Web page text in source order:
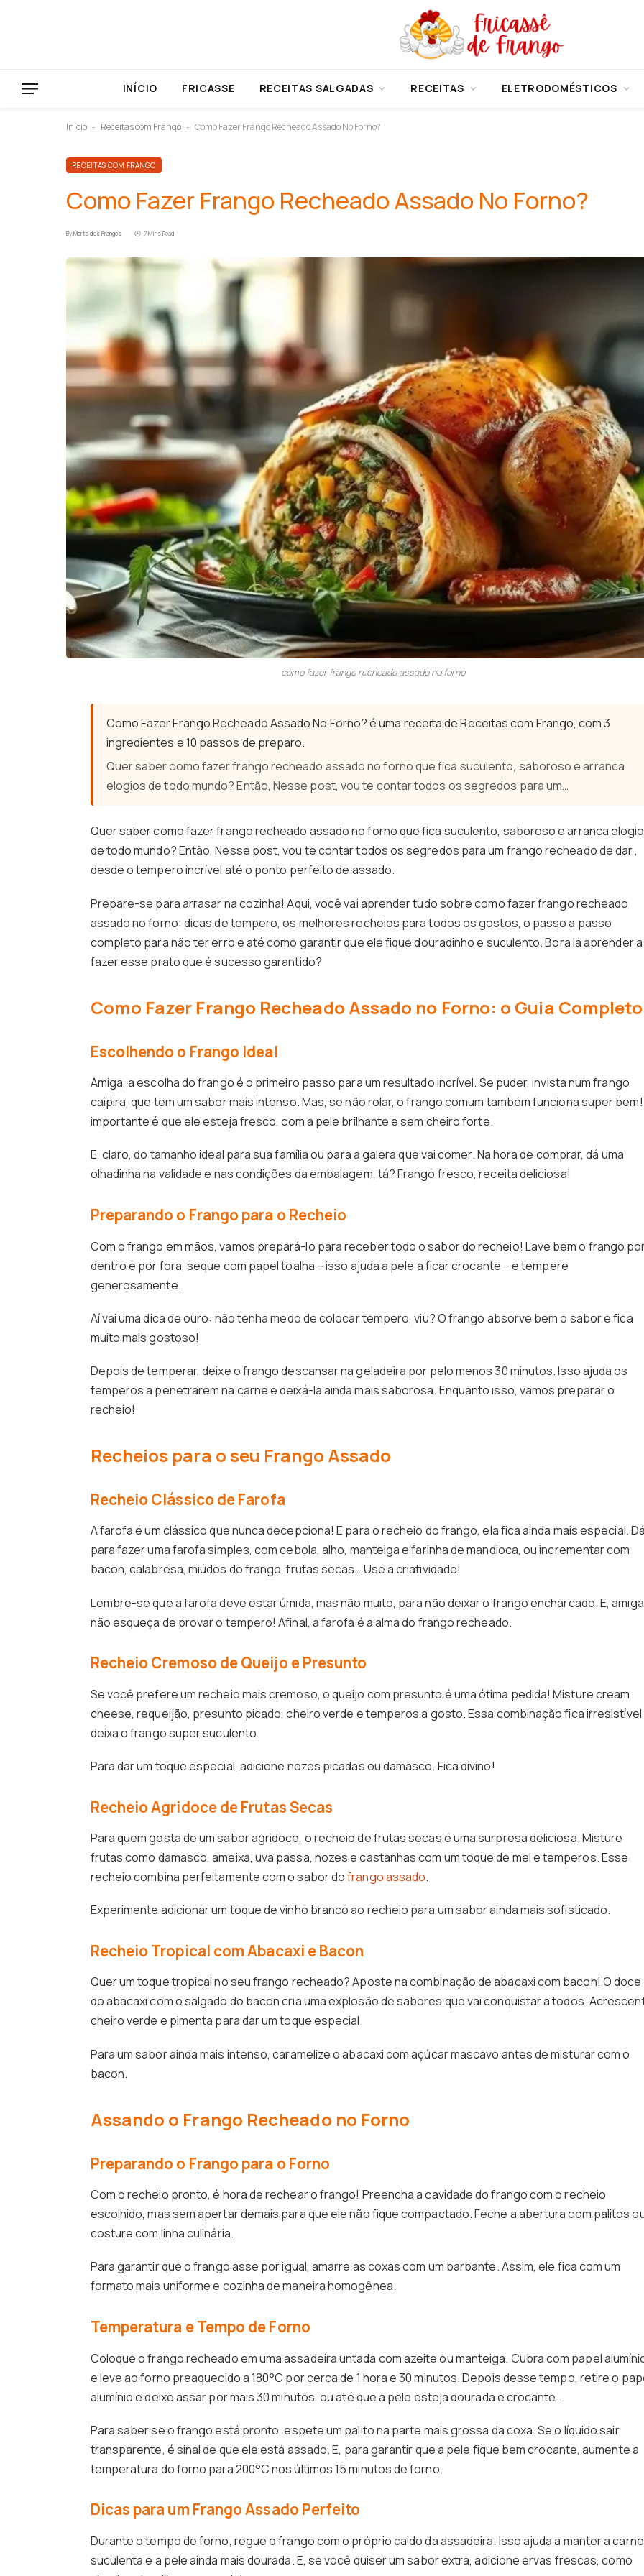
INÍCIO FRICASSE RECEITAS SALGADAS RECEITAS ELETRODOMÉSTICOS
Início - Receitas com Frango - Como Fazer Frango Recheado Assado No Forno?
RECEITAS COM FRANGO
Como Fazer Frango Recheado Assado No Forno?
ByMarta dos Frangos 7 Mins Read
como fazer frango recheado assado no forno
Como Fazer Frango Recheado Assado No Forno? é uma receita de Receitas com Frango, com 3
ingredientes e 10 passos de preparo.
Quer saber como fazer frango recheado assado no forno que fica suculento, saboroso e arranca
elogios de todo mundo? Então, Nesse post, vou te contar todos os segredos para um…
Quer saber como fazer frango recheado assado no forno que fica suculento, saboroso e arranca
de todo mundo? Então, Nesse post, vou te contar todos os segredos para um frango recheado de dar ,
desde o tempero incrível até o ponto perfeito de assado.
Prepare-se para arrasar na cozinha! Aqui, você vai aprender tudo sobre como fazer frango recheado
assado no forno: dicas de tempero, os melhores recheios para todos os gostos, o passo a passo
completo para não ter erro e até como garantir que ele fique douradinho e suculento. Bora lá aprender a
fazer esse prato que é sucesso garantido?
Como Fazer Frango Recheado Assado no Forno: o Guia Completo
Escolhendo o Frango Ideal
Amiga, a escolha do frango é o primeiro passo para um resultado incrível. Se puder, invista num frango
caipira, que tem um sabor mais intenso. Mas, se não rolar, o frango comum também funciona super
importante é que ele esteja fresco, com a pele brilhante e sem cheiro forte.
E, claro, do tamanho ideal para sua família ou para a galera que vai comer. Na hora de comprar, dá uma
olhadinha na validade e nas condições da embalagem, tá? Frango fresco, receita deliciosa!
Preparando o Frango para o Recheio
Com o frango em mãos, vamos prepará-lo para receber todo o sabor do recheio! Lave bem o frango
dentro e por fora, seque com papel toalha – isso ajuda a pele a ficar crocante – e tempere
generosamente.
Aí vai uma dica de ouro: não tenha medo de colocar tempero, viu? O frango absorve bem o sabor e fica
muito mais gostoso!
Depois de temperar, deixe o frango descansar na geladeira por pelo menos 30 minutos. Isso ajuda os
temperos a penetrarem na carne e deixá-la ainda mais saborosa. Enquanto isso, vamos preparar o
recheio!
Recheios para o seu Frango Assado
Recheio Clássico de Farofa
A farofa é um clássico que nunca decepciona! E para o recheio do frango, ela fica ainda mais especial.
para fazer uma farofa simples, com cebola, alho, manteiga e farinha de mandioca, ou incrementar com
bacon, calabresa, miúdos do frango, frutas secas… Use a criatividade!
Lembre-se que a farofa deve estar úmida, mas não muito, para não deixar o frango encharcado. E,
não esqueça de provar o tempero! Afinal, a farofa é a alma do frango recheado.
Recheio Cremoso de Queijo e Presunto
Se você prefere um recheio mais cremoso, o queijo com presunto é uma ótima pedida! Misture cream
cheese, requeijão, presunto picado, cheiro verde e temperos a gosto. Essa combinação fica irresistível
deixa o frango super suculento.
Para dar um toque especial, adicione nozes picadas ou damasco. Fica divino!
Recheio Agridoce de Frutas Secas
Para quem gosta de um sabor agridoce, o recheio de frutas secas é uma surpresa deliciosa. Misture
frutas como damasco, ameixa, uva passa, nozes e castanhas com um toque de mel e temperos. Esse
recheio combina perfeitamente com o sabor dofrango assado.
Experimente adicionar um toque de vinho branco ao recheio para um sabor ainda mais sofisticado.
Recheio Tropical com Abacaxi e Bacon
Quer um toque tropical no seu frango recheado? Aposte na combinação de abacaxi com bacon! O doce
do abacaxi com o salgado do bacon cria uma explosão de sabores que vai conquistar a todos.
cheiro verde e pimenta para dar um toque especial.
Para um sabor ainda mais intenso, caramelize o abacaxi com açúcar mascavo antes de misturar com o
bacon.
Assando o Frango Recheado no Forno
Preparando o Frango para o Forno
Com o recheio pronto, é hora de rechear o frango! Preencha a cavidade do frango com o recheio
escolhido, mas sem apertar demais para que ele não fique compactado. Feche a abertura com palitos
costure com linha culinária.
Para garantir que o frango asse por igual, amarre as coxas com um barbante. Assim, ele fica com um
formato mais uniforme e cozinha de maneira homogênea.
Temperatura e Tempo de Forno
Coloque o frango recheado em uma assadeira untada com azeite ou manteiga. Cubra com papel
e leve ao forno preaquecido a 180°C por cerca de 1 hora e 30 minutos. Depois desse tempo, retire o
alumínio e deixe assar por mais 30 minutos, ou até que a pele esteja dourada e crocante.
Para saber se o frango está pronto, espete um palito na parte mais grossa da coxa. Se o líquido sair
transparente, é sinal de que ele está assado. E, para garantir que a pele fique bem crocante, aumente a
temperatura do forno para 200°C nos últimos 15 minutos de forno.
Dicas para um Frango Assado Perfeito
Durante o tempo de forno, regue o frango com o próprio caldo da assadeira. Isso ajuda a manter a carne
suculenta e a pele ainda mais dourada. E, se você quiser um sabor extra, adicione ervas frescas, como